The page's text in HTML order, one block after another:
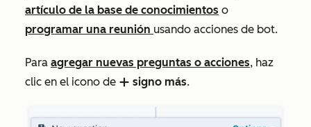
artículo de la base de conocimientos o
programar una reunión usando acciones de bot.
Para agregar nuevas preguntas o acciones, haz
clic en el icono de add signo más.